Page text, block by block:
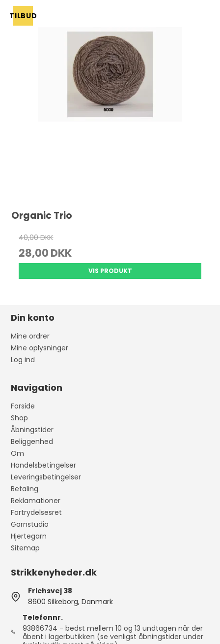
TILBUD
Organic Trio
40,00 DKK
28,00 DKK
VIS PRODUKT
Din konto
Mine ordrer
Mine oplysninger
Log ind
Navigation
Forside
Shop
Åbningstider
Beliggenhed
Om
Handelsbetingelser
Leveringsbetingelser
Betaling
Reklamationer
Fortrydelsesret
Garnstudio
Hjertegarn
Sitemap
Strikkenyheder.dk
Frichsvej 38
8600 Silkeborg, Danmark
Telefonnr.
93866734 - bedst mellem 10 og 13 undtagen når der
åbent i lagerbutikken (se venligst åbningstider under